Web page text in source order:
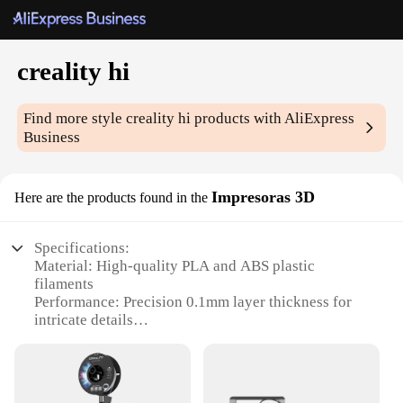
creality hi
Find more stylecreality hi products with AliExpress
Business
Here are the products found in the Impresoras 3D
Specifications:
Material: High-quality PLA and ABS plastic
filaments
Performance: Precision 0.1mm layer thickness for
intricate details
user-friendly interface
Usage and Purpose: Ideal for both beginners and
experienced 3D printing enthusiasts